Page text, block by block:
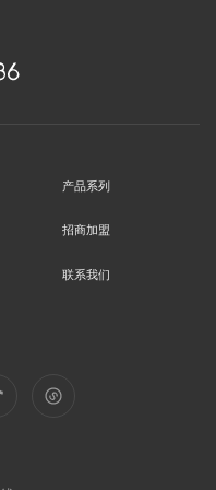
产品系列
招商加盟
联系我们